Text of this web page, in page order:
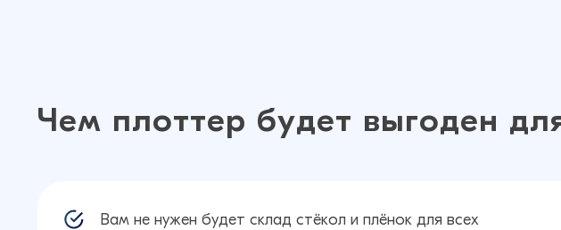
Чем плоттер будет выгоден
Вам не нужен будет склад стёкол и плёнок для всех